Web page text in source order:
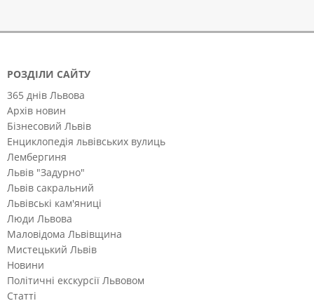
РОЗДІЛИ САЙТУ
365 днів Львова
Архів новин
Бізнесовий Львів
Енциклопедія львівських вулиць
Лембергиня
Львів "Задурно"
Львів сакральний
Львівські кам'яниці
Люди Львова
Маловідома Львівщина
Мистецький Львів
Новини
Політичні екскурсії Львовом
Статті